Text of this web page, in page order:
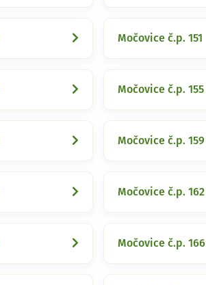
Močovice č.p. 151
Močovice č.p. 155
Močovice č.p. 159
Močovice č.p. 162
Močovice č.p. 166